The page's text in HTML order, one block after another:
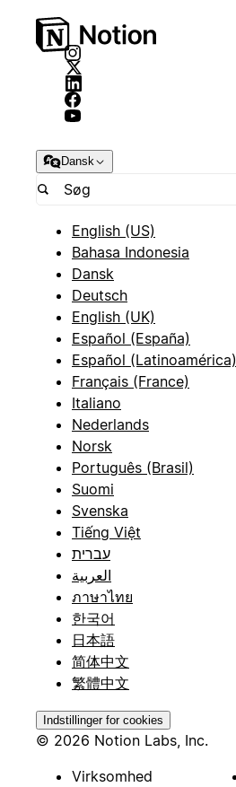
Dansk
English (US)
Bahasa Indonesia
Dansk
Deutsch
English (UK)
Español (España)
Español (Latinoamérica)
Français (France)
Italiano
Nederlands
Norsk
Português (Brasil)
Suomi
Svenska
Tiếng Việt
עברית
العربية
ภาษาไทย
한국어
日本語
简体中文
繁體中文
Indstillinger for cookies
© 2026 Notion Labs, Inc.
Virksomhed